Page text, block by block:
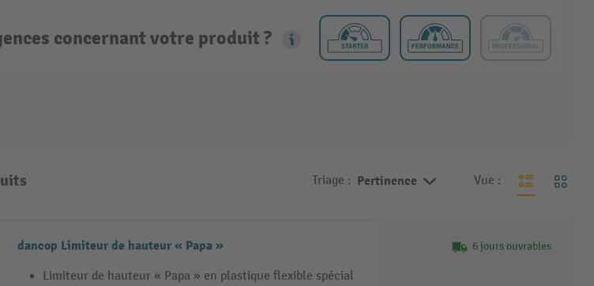
concernant votre produit ?
Triage : Pertinence Vue :
dancop Limiteur de hauteur « Papa »
Limiteur de hauteur « Papa » en plastique flexible spécial
6 jours ouvrables